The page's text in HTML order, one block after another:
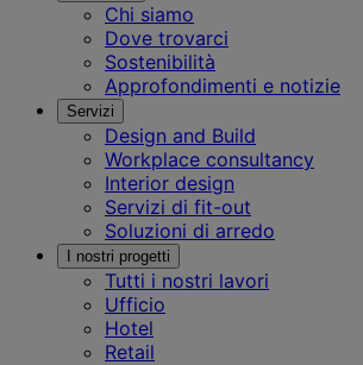
Chi siamo
Dove trovarci
Sostenibilità
Approfondimenti e notizie
Servizi
Design and Build
Workplace consultancy
Interior design
Servizi di fit-out
Soluzioni di arredo
I nostri progetti
Tutti i nostri lavori
Ufficio
Hotel
Retail